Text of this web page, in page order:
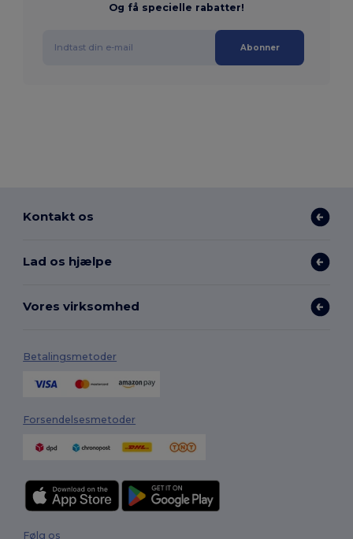
Og få specielle rabatter!
Abonner
Kontakt os
Lad os hjælpe
Vores virksomhed
Betalingsmetoder
Forsendelsesmetoder
Følg os